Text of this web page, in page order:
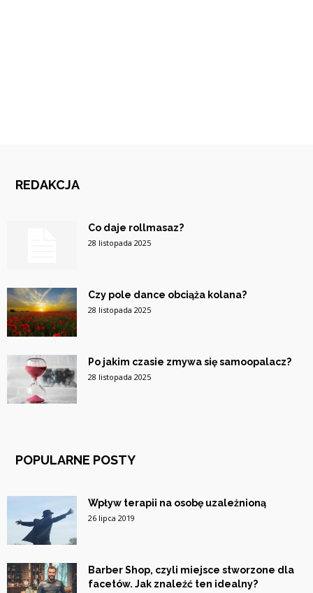
REDAKCJA
Co daje rollmasaz?
28 listopada 2025
Czy pole dance obciąża kolana?
28 listopada 2025
Po jakim czasie zmywa się samoopalacz?
28 listopada 2025
POPULARNE POSTY
Wpływ terapii na osobę uzależnioną
26 lipca 2019
Barber Shop, czyli miejsce stworzone dla
facetów. Jak znaleźć ten idealny?